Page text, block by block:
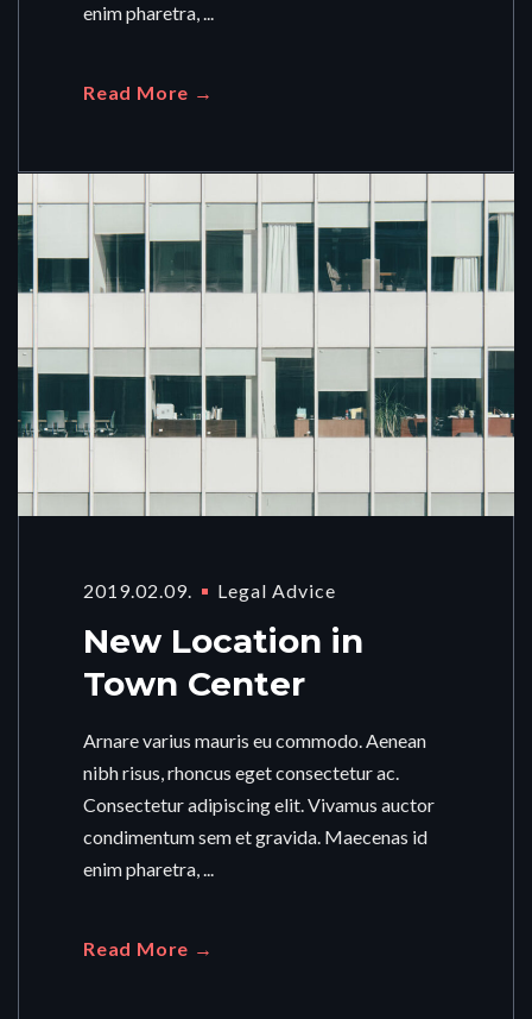
enim pharetra, ...
Read More →
2019.02.09. Legal Advice
New Location in
Town Center
Arnare varius mauris eu commodo. Aenean
nibh risus, rhoncus eget consectetur ac.
Consectetur adipiscing elit. Vivamus auctor
condimentum sem et gravida. Maecenas id
enim pharetra, ...
Read More →